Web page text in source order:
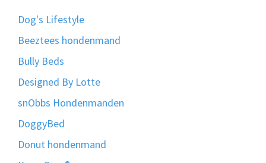
Dog's Lifestyle
Beeztees hondenmand
Bully Beds
Designed By Lotte
snObbs Hondenmanden
DoggyBed
Donut hondenmand